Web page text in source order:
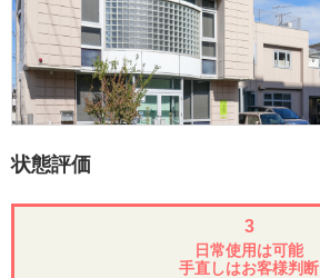
状態評価
3
日常使用は可能
手直しはお客様判断